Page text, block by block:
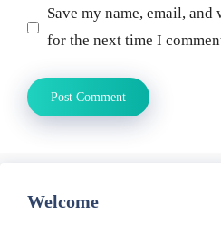
Save my name, email,
for the next time I
Welcome